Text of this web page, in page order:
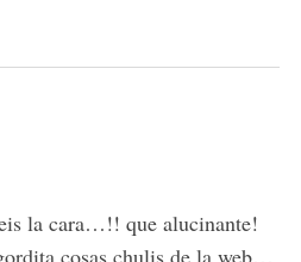
la cara…!! que alucinante!
cosas chulis de la web…